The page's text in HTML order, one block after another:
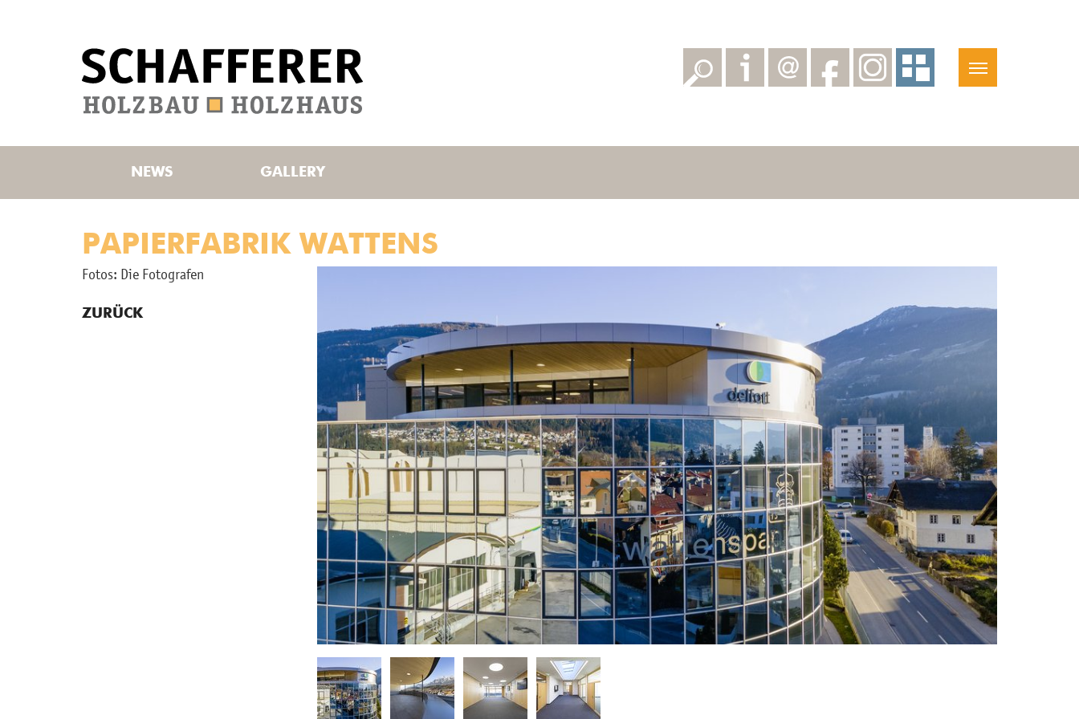
NEWS GALLERY
PAPIERFABRIK WATTENS
Fotos: Die Fo­to­gra­fen
ZURÜCK